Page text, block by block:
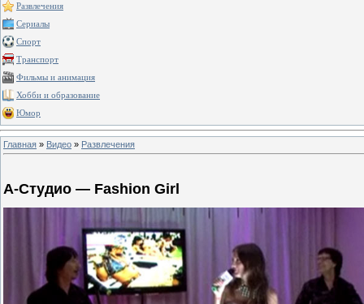
Развлечения
Сериалы
Спорт
Транспорт
Фильмы и анимация
Хобби и образование
Юмор
Главная » Видео » Развлечения
А-Студио — Fashion Girl